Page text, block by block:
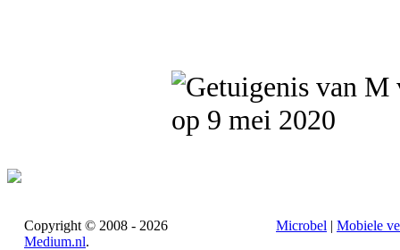
op 9 mei 2020
Copyright © 2008 - 2026
Medium.nl.
Microbel | Mobiele